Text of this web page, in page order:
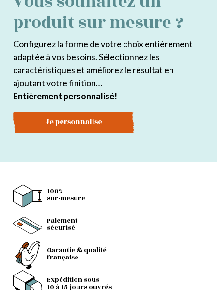
produit sur mesure ?
Configurez la forme de votre choix entièrement
adaptée à vos besoins. Sélectionnez les
caractéristiques et améliorez le résultat en
ajoutant votre finition…
Entièrement personnalisé!
Je personnalise
100%
sur-mesure
Paiement
sécurisé
Garantie & qualité
française
Expédition sous
10 à 15 jours ouvrés